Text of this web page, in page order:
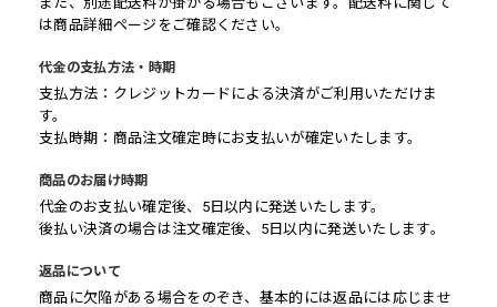
は商品詳細ページをご確認ください。
代金の支払方法・時期
支払方法：クレジットカードによる決済がご利用いただけま
す。
支払時期：商品注文確定時にお支払いが確定いたします。
商品のお届け時期
代金のお支払い確定後、5日以内に発送いたします。
後払い決済の場合は注文確定後、5日以内に発送いたします。
返品について
商品に欠陥がある場合をのぞき、基本的には返品には応じませ